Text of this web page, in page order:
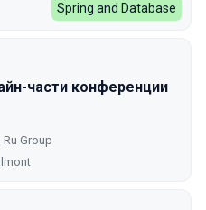
Spring and Database
части конференции
Ru Group